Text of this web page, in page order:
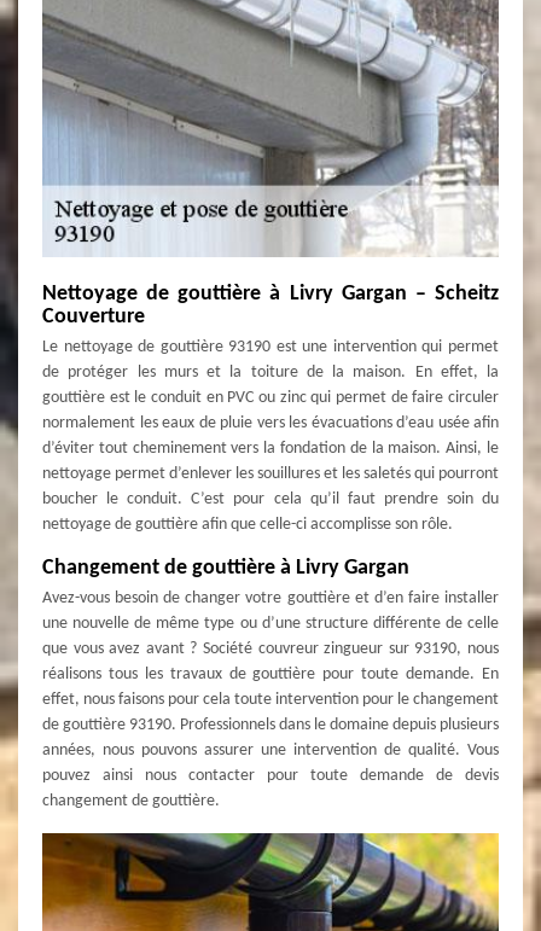
Nettoyage de gouttière à Livry Gargan – Scheitz
Couverture
Le nettoyage de gouttière 93190 est une intervention qui permet
de protéger les murs et la toiture de la maison. En effet, la
gouttière est le conduit en PVC ou zinc qui permet de faire circuler
normalement les eaux de pluie vers les évacuations d’eau usée afin
d’éviter tout cheminement vers la fondation de la maison. Ainsi, le
nettoyage permet d’enlever les souillures et les saletés qui pourront
boucher le conduit. C’est pour cela qu’il faut prendre soin du
nettoyage de gouttière afin que celle-ci accomplisse son rôle.
Changement de gouttière à Livry Gargan
Avez-vous besoin de changer votre gouttière et d’en faire installer
une nouvelle de même type ou d’une structure différente de celle
que vous avez avant ? Société couvreur zingueur sur 93190, nous
réalisons tous les travaux de gouttière pour toute demande. En
effet, nous faisons pour cela toute intervention pour le changement
de gouttière 93190. Professionnels dans le domaine depuis plusieurs
années, nous pouvons assurer une intervention de qualité. Vous
pouvez ainsi nous contacter pour toute demande de devis
changement de gouttière.